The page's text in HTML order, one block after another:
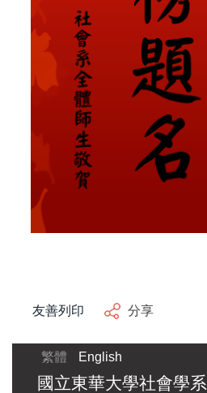
友善列印 分享
繁體 English
國立東華大學社會學系